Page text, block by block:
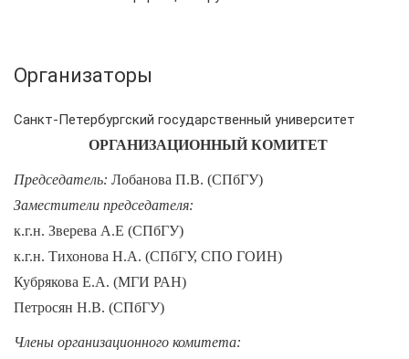
Организаторы
Санкт-Петербургский государственный университет
ОРГАНИЗАЦИОННЫЙ КОМИТЕТ
Председатель: Лобанова П.В. (СПбГУ)
Заместители председателя:
к.г.н. Зверева А.Е (СПбГУ)
к.г.н. Тихонова Н.А. (СПбГУ, СПО ГОИН)
Кубрякова Е.А. (МГИ РАН)
Петросян Н.В. (СПбГУ)
Члены организационного комитета: